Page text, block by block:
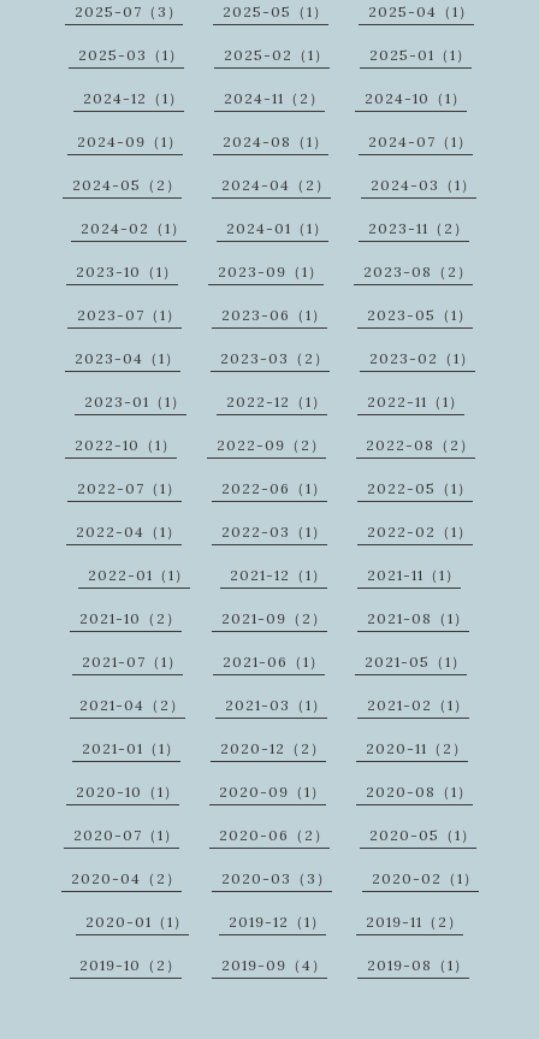
2025-07（3） 2025-05（1） 2025-04（1）
2025-03（1） 2025-02（1） 2025-01（1）
2024-12（1） 2024-11（2） 2024-10（1）
2024-09（1） 2024-08（1） 2024-07（1）
2024-05（2） 2024-04（2） 2024-03（1）
2024-02（1） 2024-01（1） 2023-11（2）
2023-10（1） 2023-09（1） 2023-08（2）
2023-07（1） 2023-06（1） 2023-05（1）
2023-04（1） 2023-03（2） 2023-02（1）
2023-01（1） 2022-12（1） 2022-11（1）
2022-10（1） 2022-09（2） 2022-08（2）
2022-07（1） 2022-06（1） 2022-05（1）
2022-04（1） 2022-03（1） 2022-02（1）
2022-01（1） 2021-12（1） 2021-11（1）
2021-10（2） 2021-09（2） 2021-08（1）
2021-07（1） 2021-06（1） 2021-05（1）
2021-04（2） 2021-03（1） 2021-02（1）
2021-01（1） 2020-12（2） 2020-11（2）
2020-10（1） 2020-09（1） 2020-08（1）
2020-07（1） 2020-06（2） 2020-05（1）
2020-04（2） 2020-03（3） 2020-02（1）
2020-01（1） 2019-12（1） 2019-11（2）
2019-10（2） 2019-09（4） 2019-08（1）